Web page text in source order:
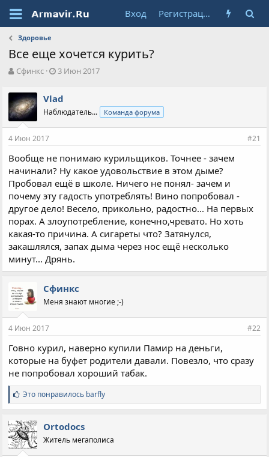
Вход Регистрация
Здоровье
Все еще хочется курить?
А
т
о
р
т
е
ы
Сфинкс
Д
а
н
л
а
3 Июн 2017
Vlad
Наблюдатель... Команда форума
4 Июн 2017 #21
Вообще не понимаю курильщиков. Точнее - зачем
начинали? Ну какое удовольствие в этом дыме?
Пробовал ещё в школе. Ничего не понял- зачем и
почему эту гадость употреблять! Вино попробовал -
другое дело! Весело, прикольно, радостно... На первых
порах. А злоупотребление, конечно,чревато. Но хоть
какая-то причина. А сигареты что? Затянулся,
закашлялся, запах дыма через нос ещё несколько
минут... Дрянь.
Сфинкс
Меня знают многие ;-)
4 Июн 2017 #22
Говно курил, наверно купили Памир на деньги,
которые на буфет родители давали. Повезло, что сразу
не попробовал хороший табак.
С
и
м
п
а
т
и
Это понравилось barfly
Ortodocs
Житель мегаполиса